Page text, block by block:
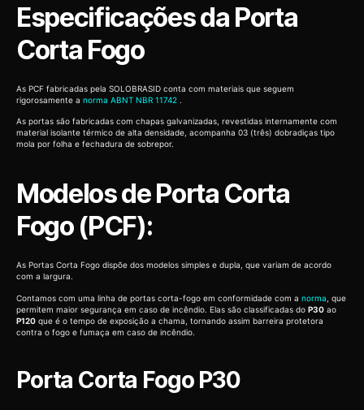
Especificações da Porta
Corta Fogo
As PCF fabricadas pela SOLOBRASID conta com materiais que seguem
rigorosamente a norma ABNT NBR 11742 .
As portas são fabricadas com chapas galvanizadas, revestidas internamente com
material isolante térmico de alta densidade, acompanha 03 (três) dobradiças tipo
mola por folha e fechadura de sobrepor.
Modelos de Porta Corta
Fogo (PCF):
As Portas Corta Fogo dispõe dos modelos simples e dupla, que variam de acordo
com a largura.
Contamos com uma linha de portas corta-fogo em conformidade com a norma , que
permitem maior segurança em caso de incêndio. Elas são classificadas do P30 ao
P120 que é o tempo de exposição a chama, tornando assim barreira protetora
contra o fogo e fumaça em caso de incêndio.
Porta Corta Fogo P30